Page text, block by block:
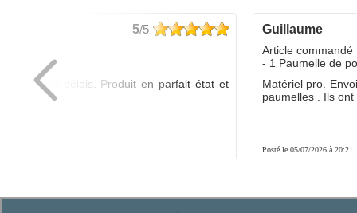
5/5
dans les délais. Produit en parfait état et
guillaume
Posté le 05/07/2026 à 20:21
Article commandé
- 1 Paumelle de
Matériel pro.
paumelles . Ils ont